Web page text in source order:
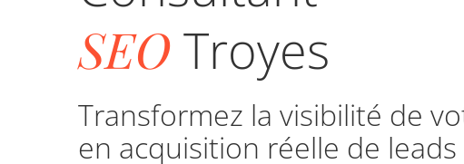
SEOTroyes
Transformez la visibilité de
en acquisition réelle de leads